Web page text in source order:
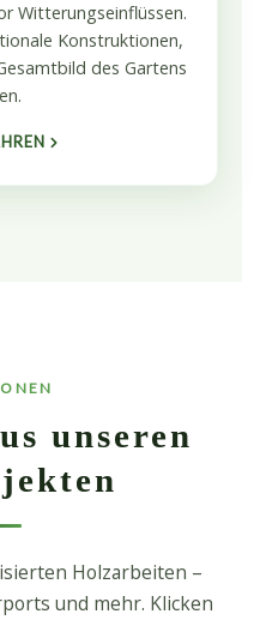
Witterungseinflüssen.
Konstruktionen,
des Gartens
unseren
Holzarbeiten –
und mehr. Klicken